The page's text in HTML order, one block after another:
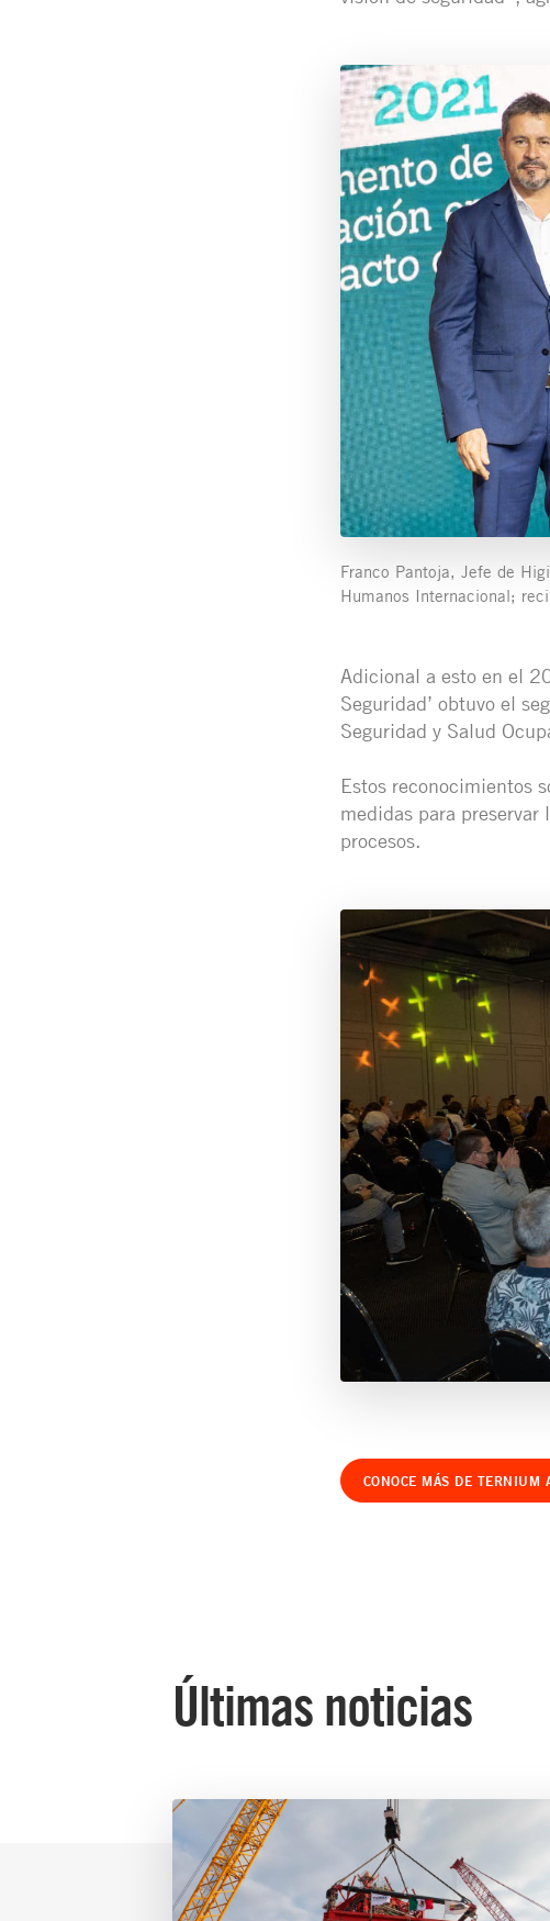
Franco Pantoja, Jefe de
Humanos Internacional;
Adicional a esto en el
Seguridad’ obtuvo el
Seguridad y Salud
Estos reconocimientos
medidas para preservar
procesos.
CONOCE MÁS DE TERNIUM
Últimas noticias